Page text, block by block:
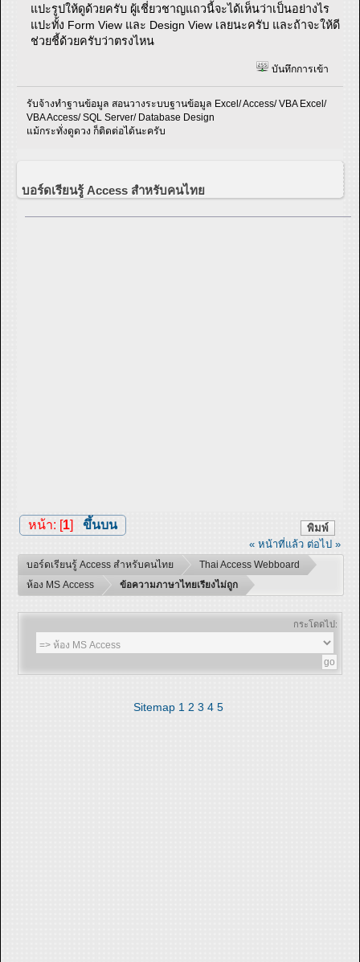
แปะรูปให้ดูด้วยครับ ผู้เชี่ยวชาญแถวนี้จะได้เห็นว่าเป็นอย่างไร
แปะทั้ง Form View และ Design View เลยนะครับ และถ้าจะให้ดี
ช่วยชี้ด้วยครับว่าตรงไหน
บันทึกการเข้า
รับจ้างทำฐานข้อมูล สอนวางระบบฐานข้อมูล Excel/ Access/ VBA Excel/
VBA Access/ SQL Server/ Database Design
แม้กระทั่งดูดวง ก็ติดต่อได้นะครับ
บอร์ดเรียนรู้ Access สำหรับคนไทย
พิมพ์
หน้า: [1] ขึ้นบน
« หน้าที่แล้ว ต่อไป »
บอร์ดเรียนรู้ Access สำหรับคนไทย
Thai Access Webboard
ห้อง MS Access
ข้อความภาษาไทยเรียงไม่ถูก
กระโดดไป:
Sitemap 1 2 3 4 5